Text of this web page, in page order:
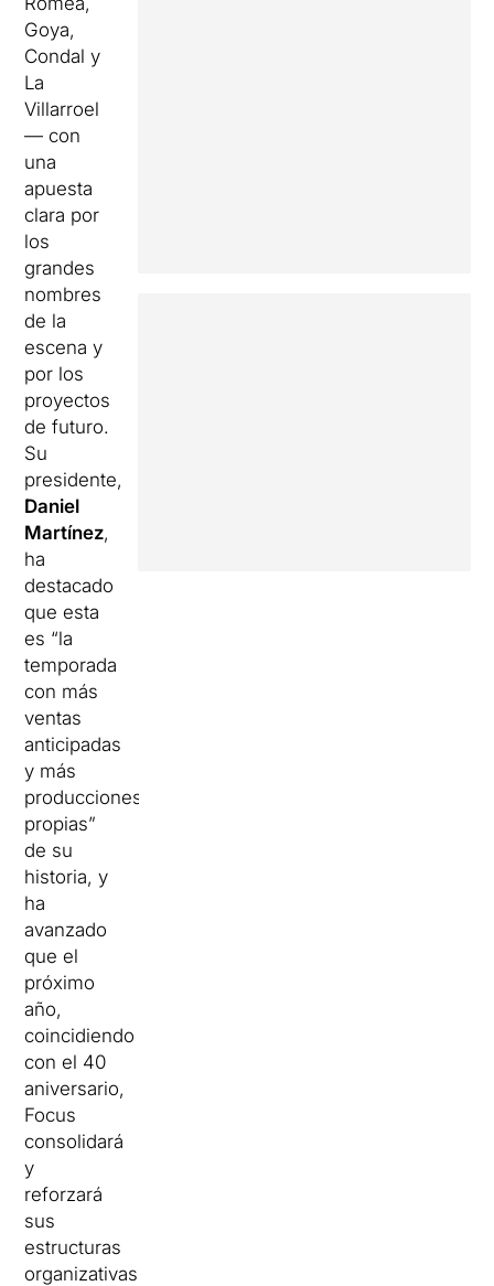
Goya,
Condal y
La
Villarroel
— con
una
apuesta
clara por
los
grandes
nombres
de la
escena y
por los
proyectos
de futuro.
Su
presidente,
Daniel
Martínez,
ha
destacado
que esta
es “la
temporada
con más
ventas
anticipadas
y más
producciones
propias”
de su
historia, y
ha
avanzado
que el
próximo
año,
coincidiendo
con el 40
aniversario,
Focus
consolidará
y
reforzará
sus
estructuras
organizativas